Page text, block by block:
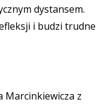
dystansem.
i budzi trudne
Marcinkiewicza z